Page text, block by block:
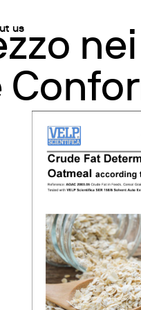
per la misura del ph
semi-quantitative
qualitatite
in Tracce
Rivenditore
B2B
us
INDIA
English
USA